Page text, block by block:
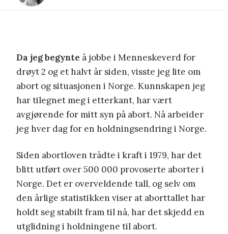
Da jeg begynte å jobbe i Menneskeverd for
drøyt 2 og et halvt år siden, visste jeg lite om
abort og situasjonen i Norge. Kunnskapen jeg
har tilegnet meg i etterkant, har vært
avgjørende for mitt syn på abort. Nå arbeider
jeg hver dag for en holdningsendring i Norge.
Siden abortloven trådte i kraft i 1979, har det
blitt utført over 500 000 provoserte aborter i
Norge. Det er overveldende tall, og selv om
den årlige statistikken viser at aborttallet har
holdt seg stabilt fram til nå, har det skjedd en
utglidning i holdningene til abort.